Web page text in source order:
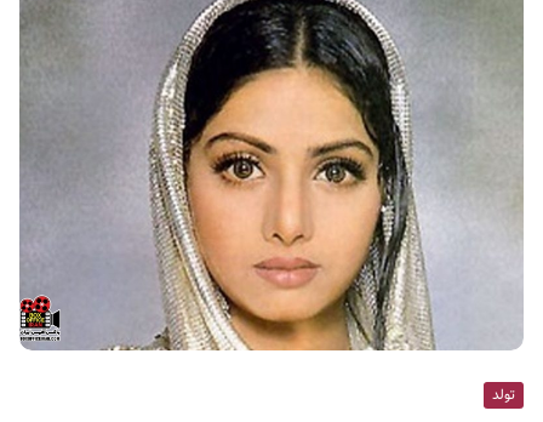
ف
ی
س
ا
ی
ر
ا
ن
تولد